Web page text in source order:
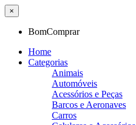
×
BomComprar
Home
Categorias
Animais
Automóveis
Acessórios e Peças
Barcos e Aeronaves
Carros